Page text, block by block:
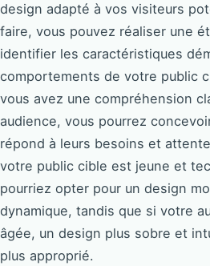
design adapté à vos visiteurs
faire, vous pouvez réaliser une
identifier les caractéristiques
comportements de votre public
vous avez une compréhension
audience, vous pourrez
répond à leurs besoins et
votre public cible est jeune et
pourriez opter pour un design
dynamique, tandis que si votre
âgée, un design plus sobre et
plus approprié.